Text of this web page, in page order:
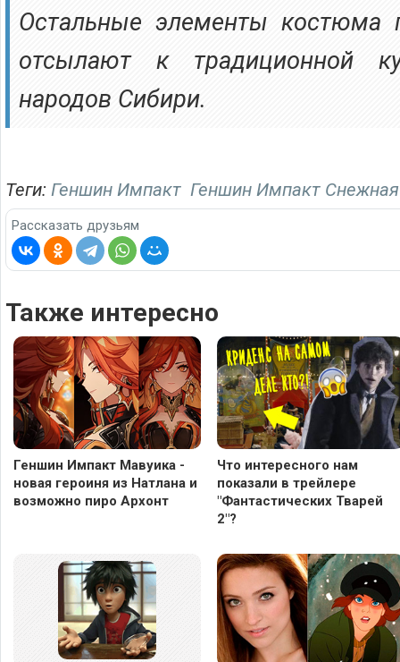
Остальные элементы костюма
отсылают к традиционной
народов Сибири.
Теги: Геншин Импакт Геншин Импакт Снежная
Рассказать друзьям
Также интересно
Геншин Импакт Мавуика -
новая героиня из Натлана и
возможно пиро Архонт
Что интересного нам
показали в трейлере
"Фантастических Тварей
2"?